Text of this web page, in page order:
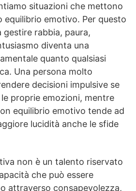
situazioni che mettono
equilibrio emotivo. Per questo
rabbia, paura,
diventa una
quanto qualsiasi
Una persona molto
decisioni impulsive se
proprie emozioni, mentre
equilibrio emotivo tende ad
lucidità anche le sfide
non è un talento riservato
che può essere
attraverso consapevolezza,